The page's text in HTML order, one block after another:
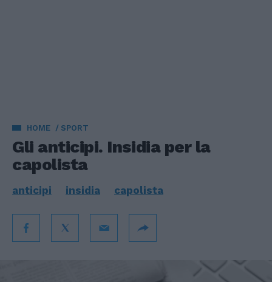
HOME SPORT
Gli anticipi. Insidia per la
capolista
anticipi insidia capolista